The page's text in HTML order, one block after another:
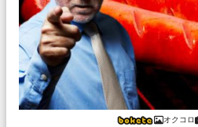
オクコロ